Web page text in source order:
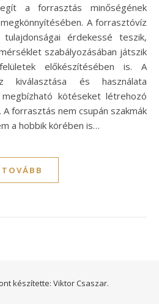
a forrasztás minőségének
A forrasztóvíz
érdekessé teszik,
szabályozásában játszik
előkészítésében is. A
kiválasztása és használata
kötéseket létrehozó
forrasztás nem csupán szakmák
a hobbik körében is…
TOVÁBB
készítette: Viktor Csaszar.